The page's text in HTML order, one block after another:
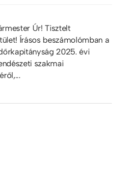
Úr! Tisztelt
Írásos beszámolómban a
2025. évi
szakmai